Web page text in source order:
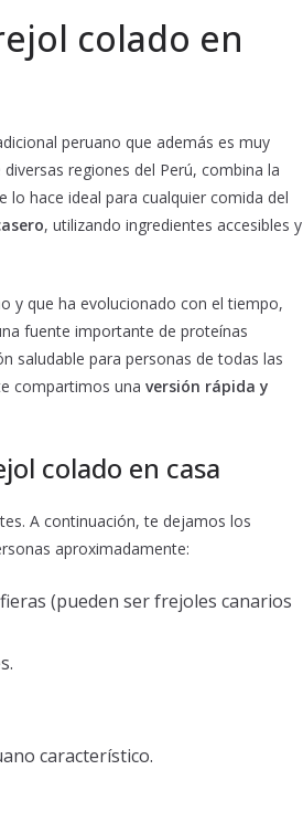
colado en
peruano que además es muy
regiones del Perú, combina la
hace ideal para cualquier comida del
, utilizando ingredientes accesibles y
y que ha evolucionado con el tiempo,
fuente importante de proteínas
saludable para personas de todas las
compartimos una versión rápida y
colado en casa
A continuación, te dejamos los
aproximadamente:
(pueden ser frejoles canarios
característico.